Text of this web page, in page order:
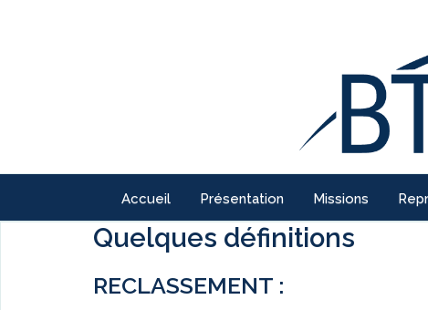
Accueil Présentation Missions
Quelques définitions
RECLASSEMENT :